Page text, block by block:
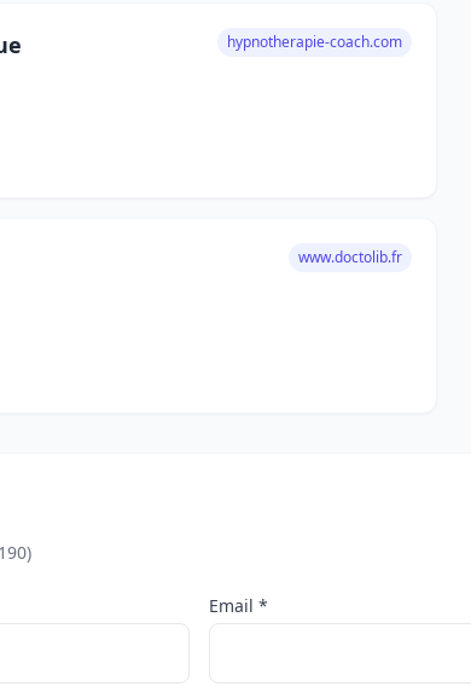
hypnotherapie-coach.com
www.doctolib.fr
Email *